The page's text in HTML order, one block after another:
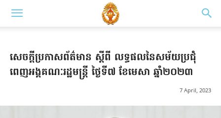
សេចក្ដីប្រកាសព័ត៌មាន ស្ដីពី លទ្ធផលនៃសម័យប្រជុំ
ពេញអង្គគណៈរដ្ឋមន្ត្រី ថ្ងៃទី៧ ខែមេសា ឆ្នាំ២០២៣
7 April, 2023